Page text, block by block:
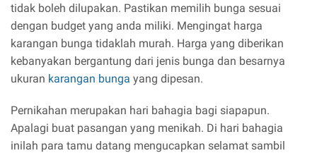
tidak boleh dilupakan. Pastikan memilih bunga sesuai
dengan budget yang anda miliki. Mengingat harga
karangan bunga tidaklah murah. Harga yang diberikan
kebanyakan bergantung dari jenis bunga dan besarnya
ukuran karangan bunga yang dipesan.
Pernikahan merupakan hari bahagia bagi siapapun.
Apalagi buat pasangan yang menikah. Di hari bahagia
inilah para tamu datang mengucapkan selamat sambil